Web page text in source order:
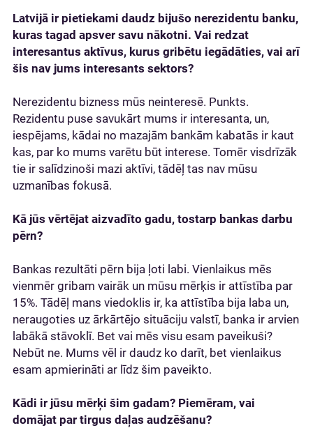
Latvijā ir pietiekami daudz bijušo nerezidentu banku,
kuras tagad apsver savu nākotni. Vai redzat
interesantus aktīvus, kurus gribētu iegādāties, vai arī
šis nav jums interesants sektors?
Nerezidentu bizness mūs neinteresē. Punkts.
Rezidentu puse savukārt mums ir interesanta, un,
iespējams, kādai no mazajām bankām kabatās ir kaut
kas, par ko mums varētu būt interese. Tomēr visdrīzāk
tie ir salīdzinoši mazi aktīvi, tādēļ tas nav mūsu
uzmanības fokusā.
Kā jūs vērtējat aizvadīto gadu, tostarp bankas darbu
pērn?
Bankas rezultāti pērn bija ļoti labi. Vienlaikus mēs
vienmēr gribam vairāk un mūsu mērķis ir attīstība par
15%. Tādēļ mans viedoklis ir, ka attīstība bija laba un,
neraugoties uz ārkārtējo situāciju valstī, banka ir arvien
labākā stāvoklī. Bet vai mēs visu esam paveikuši?
Nebūt ne. Mums vēl ir daudz ko darīt, bet vienlaikus
esam apmierināti ar līdz šim paveikto.
Kādi ir jūsu mērķi šim gadam? Piemēram, vai
domājat par tirgus daļas audzēšanu?